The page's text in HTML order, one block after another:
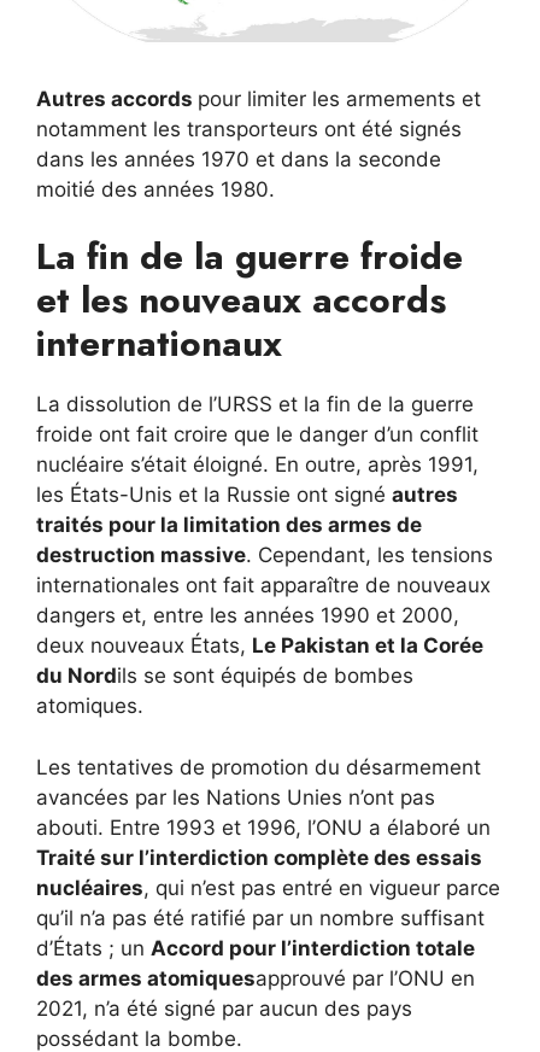
Autres accords pour limiter les armements et
notamment les transporteurs ont été signés
dans les années 1970 et dans la seconde
moitié des années 1980.
La fin de la guerre froide
et les nouveaux accords
internationaux
La dissolution de l’URSS et la fin de la guerre
froide ont fait croire que le danger d’un conflit
nucléaire s’était éloigné. En outre, après 1991,
les États-Unis et la Russie ont signé autres
traités pour la limitation des armes de
destruction massive. Cependant, les tensions
internationales ont fait apparaître de nouveaux
dangers et, entre les années 1990 et 2000,
deux nouveaux États, Le Pakistan et la Corée
du Nordils se sont équipés de bombes
atomiques.
Les tentatives de promotion du désarmement
avancées par les Nations Unies n’ont pas
abouti. Entre 1993 et ​​1996, l’ONU a élaboré un
Traité sur l’interdiction complète des essais
nucléaires, qui n’est pas entré en vigueur parce
qu’il n’a pas été ratifié par un nombre suffisant
d’États ; un Accord pour l’interdiction totale
des armes atomiquesapprouvé par l’ONU en
2021, n’a été signé par aucun des pays
possédant la bombe.